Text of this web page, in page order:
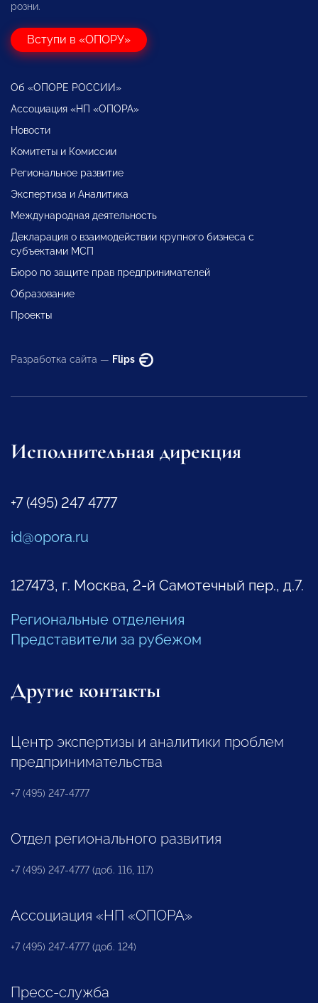
розни.
Вступи в «ОПОРУ»
Об «ОПОРЕ РОССИИ»
Ассоциация «НП «ОПОРА»
Новости
Комитеты и Комиссии
Региональное развитие
Экспертиза и Аналитика
Международная деятельность
Декларация о взаимодействии крупного бизнеса с
субъектами МСП
Бюро по защите прав предпринимателей
Образование
Проекты
Разработка сайта — Flips
Исполнительная дирекция
+7 (495) 247 4777
id@opora.ru
127473, г. Москва, 2-й Самотечный пер., д.7.
Региональные отделения
Представители за рубежом
Другие контакты
Центр экспертизы и аналитики проблем
предпринимательства
+7 (495) 247-4777
Отдел регионального развития
+7 (495) 247-4777 (доб. 116, 117)
Ассоциация «НП «ОПОРА»
+7 (495) 247-4777 (доб. 124)
Пресс-служба